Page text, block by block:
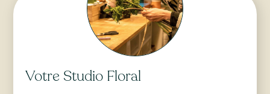
Votre Studio Floral